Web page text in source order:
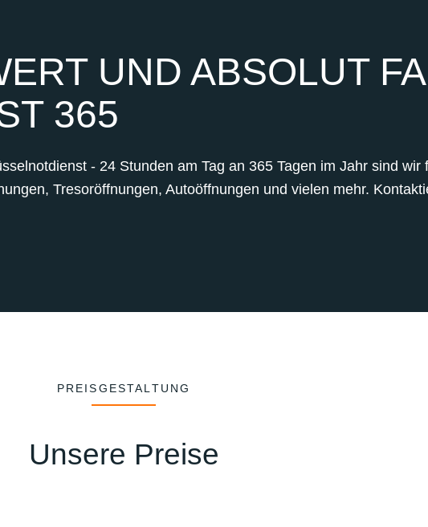
UND ABSOLUT
365
- 24 Stunden am Tag an 365 Tagen im Jahr sind wir
Tresoröffnungen, Autoöffnungen und vielen mehr.
PREISGESTALTUNG
Unsere Preise